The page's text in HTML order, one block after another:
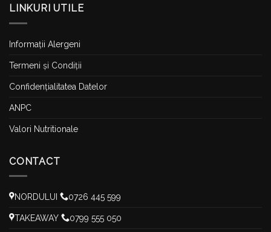
LINKURI UTILE
Informații Alergeni
Termeni și Condiții
Confidențialitatea Datelor
ANPC
Valori Nutritionale
CONTACT
NORDULUI 0726 445 599
TAKEAWAY 0799 555 050